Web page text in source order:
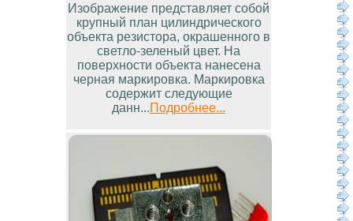
Изображение представляет собой
крупный план цилиндрического
объекта резистора, окрашенного в
светло-зеленый цвет. На
поверхности объекта нанесена
черная маркировка. Маркировка
содержит следующие
данн...Подробнее...